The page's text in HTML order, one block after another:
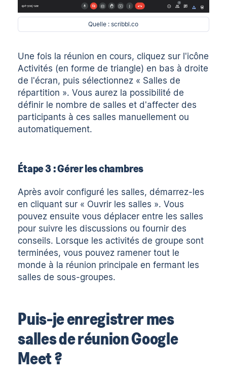
Quelle : scribbl.co
Une fois la réunion en cours, cliquez sur l'icône
Activités (en forme de triangle) en bas à droite
de l'écran, puis sélectionnez « Salles de
répartition ». Vous aurez la possibilité de
définir le nombre de salles et d'affecter des
participants à ces salles manuellement ou
automatiquement.
Étape 3 : Gérer les chambres
Après avoir configuré les salles, démarrez-les
en cliquant sur « Ouvrir les salles ». Vous
pouvez ensuite vous déplacer entre les salles
pour suivre les discussions ou fournir des
conseils. Lorsque les activités de groupe sont
terminées, vous pouvez ramener tout le
monde à la réunion principale en fermant les
salles de sous-groupes.
Puis-je enregistrer mes
salles de réunion Google
Meet ?